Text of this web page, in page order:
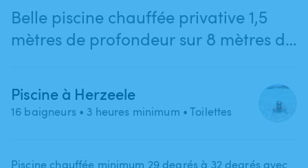
Belle piscine chauffée privative 1,5
mètres de profondeur sur 8 mètres de
au minimum à 29 degrés; Extérieur
méditerranéen avec possibilité de
Piscine à Herzeele
16 baigneurs • 3 heures minimum • Toilettes
Piscine chauffée minimum 29 degrés à 32 degrés avec